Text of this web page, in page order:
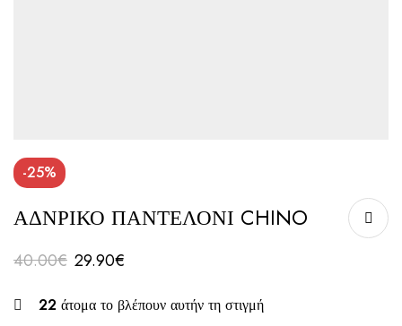
-25%
ΑΔΝΡΙΚΟ ΠΑΝΤΕΛΟΝΙ CHINO
40.00€ 29.90€
22 άτομα το βλέπουν αυτήν τη στιγμή